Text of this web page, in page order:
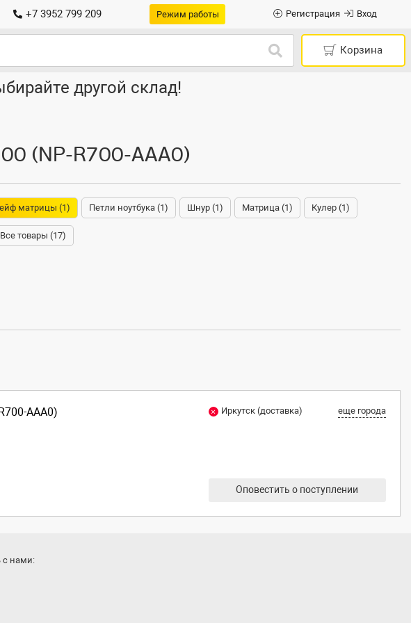
+7 3952 799 209 Режим работы Регистрация Вход
Корзина
другой склад!
(NP-R700-AAA0)
матрицы (1) Петли ноутбука (1) Шнур (1) Матрица (1) Кулер (1)
Все товары (17)
AAA0) Иркутск (доставка) еще города
Оповестить о поступлении
с нами: